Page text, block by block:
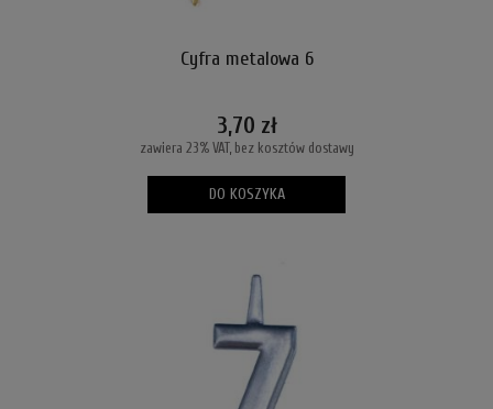
Cyfra metalowa 6
3,70 zł
zawiera 23% VAT, bez kosztów dostawy
DO KOSZYKA